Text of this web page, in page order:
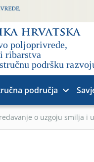
područja
o uzgoju smilja i